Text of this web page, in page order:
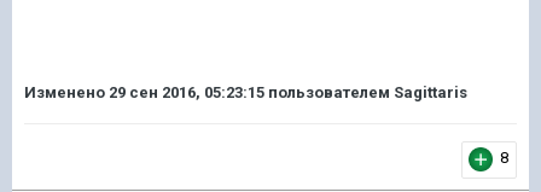
Изменено 29 сен 2016, 05:23:15 пользователем Sagittaris
8